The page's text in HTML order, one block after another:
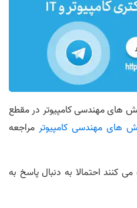
های مهندسی کامپیوتر در مقطع
های مهندسی کامپیوتر مراجعه
کنند احتمالا به دنبال پاسخ به